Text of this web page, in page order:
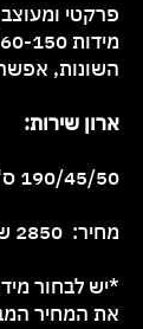
פרקטי ומעוצב
השונות,
ארון שירות:
190/45/50 ס"מ, 2 דלתות ותא פתוח.
מחיר: 2850 ש"ח.
*יש לבחור
את המחיר